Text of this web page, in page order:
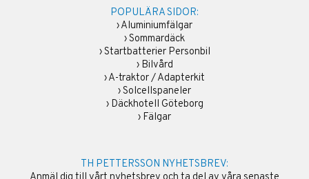
POPULÄRA SIDOR:
›Aluminiumfälgar
›Sommardäck
›Startbatterier Personbil
› Bilvård
›A-traktor / Adapterkit
›Solcellspaneler
› Däckhotell Göteborg
› Fälgar
TH PETTERSSON NYHETSBREV: